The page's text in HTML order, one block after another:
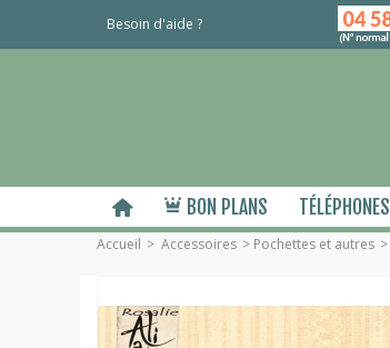
Besoin d'aide ?
BON PLANS TÉLÉPHONES
Accueil > Accessoires > Pochettes et autres >